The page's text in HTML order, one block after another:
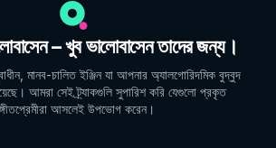
– খুব ভালোবাসেন তাদের জন্য।
মানব-চালিত ইঞ্জিন যা আপনার অ্যালগোরিদমিক বুদ্বুদ
আমরা সেই ট্র্যাকগুলি সুপারিশ করি যেগুলো প্রকৃত
আসলেই উপভোগ করেন।